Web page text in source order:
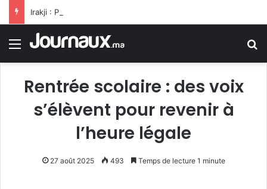
Menu
Rentrée scolaire : des voix
s’élèvent pour revenir à
l’heure légale
27 août 2025 493 Temps de lecture 1 minute